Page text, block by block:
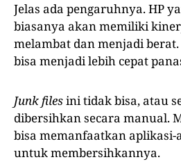
Jelas ada pengaruhnya. HP
biasanya akan memiliki
melambat dan menjadi
bisa menjadi lebih cepat
Junk filesini tidak bisa, atau
dibersihkan secara manual.
bisa memanfaatkan
untuk membersihkannya.